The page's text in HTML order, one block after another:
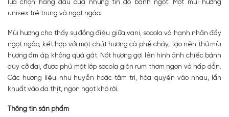
lựa chọn hàng đầu của những tín đồ bánh ngọt. Một mùi hương
unisex trẻ trung và ngọt ngào.
Mùi hương cho thấy sự đồng điệu giữa vani, socola và hạnh nhân đầy
ngọt ngào, kết hợp với một chút hương cà phê cháy, tạo nên thứ mùi
hương ấm áp, không quá gắt. Nốt hương gợi lên hình ảnh chiếc bánh
quy cỡ đại, được phủ một lớp socola giòn rụm thơm ngon và hấp dẫn.
Các hương liệu như huyễn hoặc tâm trí, hòa quyện vào nhau, lẩn
khuất vào da thịt, ngon ngọt khó rời.
Thông tin sản phẩm